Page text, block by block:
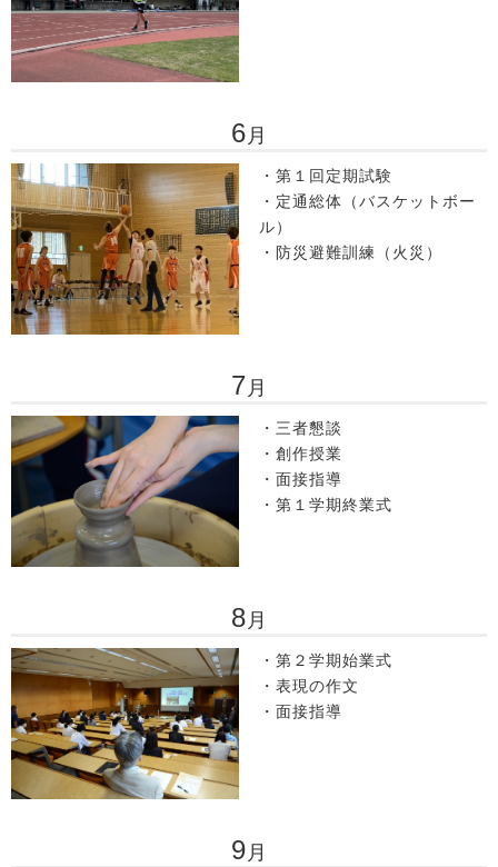
6 月
・第１回定期試験
・定通総体（バスケットボー
ル）
・防災避難訓練（火災）
7 月
・三者懇談
・創作授業
・面接指導
・第１学期終業式
8 月
・第２学期始業式
・表現の作文
・面接指導
9 月